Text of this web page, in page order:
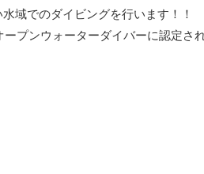
域でのダイビングを行います！！
プンウォーターダイバーに認定さ